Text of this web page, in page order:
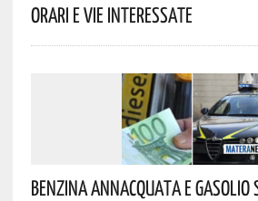
Orari E Vie Interessate
Benzina Annacquata E Gasolio